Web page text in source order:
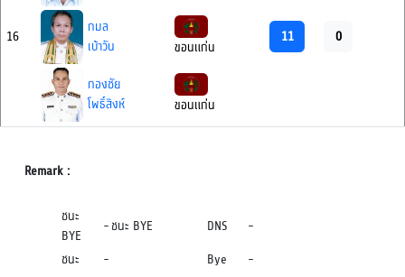
16
กมล
เบ้าวัน
ขอนแก่น
กองชัย
โพธิ์สิงห์
ขอนแก่น
11 0
Remark :
ชนะ
BYE
-ชนะ BYE DNS
-
ชนะ
- Bye
-